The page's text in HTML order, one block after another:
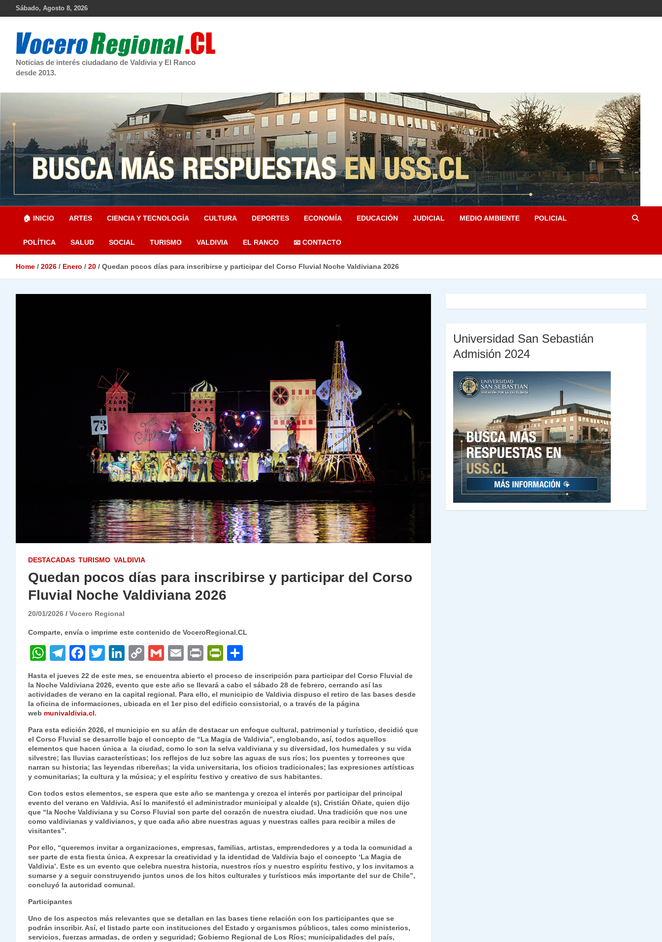
Sábado, Agosto 8, 2026
Noticias de interés ciudadano de Valdivia y El Ranco
desde 2013.
🏠 INICIO ARTES CIENCIA Y TECNOLOGÍA CULTURA DEPORTES ECONOMÍA EDUCACIÓN JUDICIAL MEDIO AMBIENTE POLICIAL
POLÍTICA SALUD SOCIAL TURISMO VALDIVIA EL RANCO 📧 CONTACTO
Home 2026 Enero 20 Quedan pocos días para inscribirse y participar del Corso Fluvial Noche Valdiviana 2026
DESTACADAS TURISMO VALDIVIA
Quedan pocos días para inscribirse y participar del Corso
Fluvial Noche Valdiviana 2026
20/01/2026 Vocero Regional
Comparte, envía o imprime este contenido de VoceroRegional.CL
W
h
at
s
A
p
p
T
e
gr
a
m
F
a
c
e
b
o
o
k
T
w
itt
er
Li
k
e
n
C
p
y
n
k
G
m
ai
l
E
m
ai
l
P
ri
nt
P
nt
Fr
n
dl
y
o
m
p
tir
Hasta el jueves 22 de este mes, se encuentra abierto el proceso de inscripción para participar del Corso Fluvial de
la Noche Valdiviana 2026, evento que este año se llevará a cabo el sábado 28 de febrero, cerrando así las
actividades de verano en la capital regional. Para ello, el municipio de Valdivia dispuso el retiro de las bases desde
la oficina de informaciones, ubicada en el 1er piso del edificio consistorial, o a través de la página
web munivaldivia.cl.
Para esta edición 2026, el municipio en su afán de destacar un enfoque cultural, patrimonial y turístico, decidió que
el Corso Fluvial se desarrolle bajo el concepto de “La Magia de Valdivia”, englobando, así, todos aquellos
elementos que hacen única a la ciudad, como lo son la selva valdiviana y su diversidad, los humedales y su vida
silvestre; las lluvias características; los reflejos de luz sobre las aguas de sus ríos; los puentes y torreones que
narran su historia; las leyendas ribereñas; la vida universitaria, los oficios tradicionales; las expresiones artísticas
y comunitarias; la cultura y la música; y el espíritu festivo y creativo de sus habitantes.
Con todos estos elementos, se espera que este año se mantenga y crezca el interés por participar del principal
evento del verano en Valdivia. Así lo manifestó el administrador municipal y alcalde (s), Cristián Oñate, quien dijo
que “la Noche Valdiviana y su Corso Fluvial son parte del corazón de nuestra ciudad. Una tradición que nos une
como valdivianas y valdivianos, y que cada año abre nuestras aguas y nuestras calles para recibir a miles de
visitantes”.
Por ello, “queremos invitar a organizaciones, empresas, familias, artistas, emprendedores y a toda la comunidad a
ser parte de esta fiesta única. A expresar la creatividad y la identidad de Valdivia bajo el concepto ‘La Magia de
Valdivia’. Este es un evento que celebra nuestra historia, nuestros ríos y nuestro espíritu festivo, y los invitamos a
sumarse y a seguir construyendo juntos unos de los hitos culturales y turísticos más importante del sur de Chile”,
concluyó la autoridad comunal.
Participantes
Uno de los aspectos más relevantes que se detallan en las bases tiene relación con los participantes que se
podrán inscribir. Así, el listado parte con instituciones del Estado y organismos públicos, tales como ministerios,
servicios, fuerzas armadas, de orden y seguridad; Gobierno Regional de Los Ríos; municipalidades del país,
Universidad San Sebastián
Admisión 2024